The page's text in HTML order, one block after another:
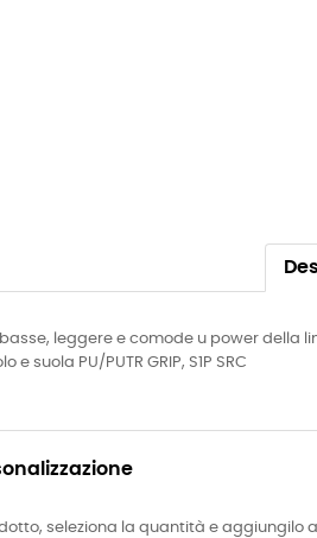
leggere e comode u power della
suola PU/PUTR GRIP, S1P SRC
seleziona la quantità e aggiungilo